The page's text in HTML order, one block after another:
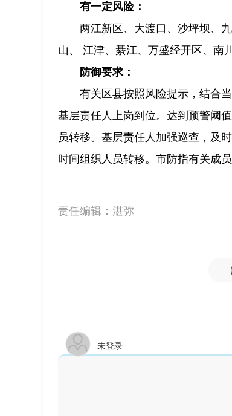
有一定风险：
两江新区、大渡口、沙坪坝、
山、 江津、綦江、万盛经开区、南
防御要求：
有关区县按照风险提示，结合
基层责任人上岗到位。达到预警阈
员转移。基层责任人加强巡查，及
时间组织人员转移。市防指有关成
责任编辑： 湛弥
未登录